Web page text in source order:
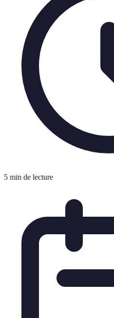
5 min de lecture